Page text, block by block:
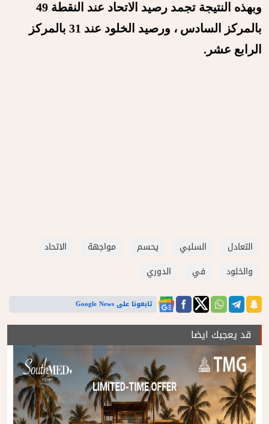
وبهذه النتيجة تجمد رصيد الاتحاد عند النقطة 49
بالمركز السادس ، ورصيد الخلود عند 31 بالمركز
الرابع عشر.
التعادل السلبي يحسم مواجهة
الاتحاد
والخلود
في الدوري
تابعونا على Google News
قد يعجبك ايضا